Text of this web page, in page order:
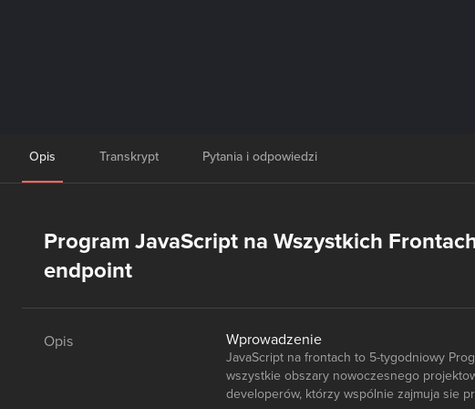
Opis Transkrypt Pytania i odpowiedzi
Program JavaScript na Wszystkich
endpoint
Opis Wprowadzenie
JavaScript na frontach to 5-tygodniowy
wszystkie obszary nowoczesnego
developerów, którzy wspólnie zajmuja sie